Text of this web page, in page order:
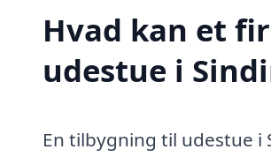
Hvad kan et
udestue i
En tilbygning til udestue